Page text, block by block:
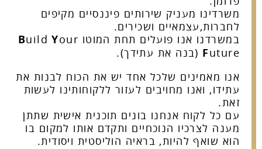
משרדינו מעניק שירותים פיננסיים מקיפים
לחברות,עצמאיים ושכירים.
במשרדנו אנו פועלים תחת המוטו
BuildYour
Future (בנה את עתידך).
אנו מאמינים שלכל אחד יש את הכוח לבנות את
עתידו, ואנו מחויבים לעזור ללקוחותינו לעשות
זאת.
עם כל לקוח אנחנו בונים תוכנית אישית שתתן
מענה לצרכיו הנוכחיים ותקדם אותו למקום בו
הוא שואף להיות, בראיה הוליסטית ויסודית.